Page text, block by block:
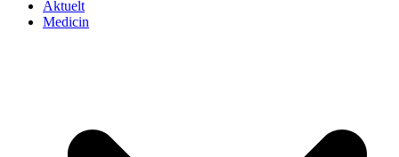
Aktuelt
Medicin